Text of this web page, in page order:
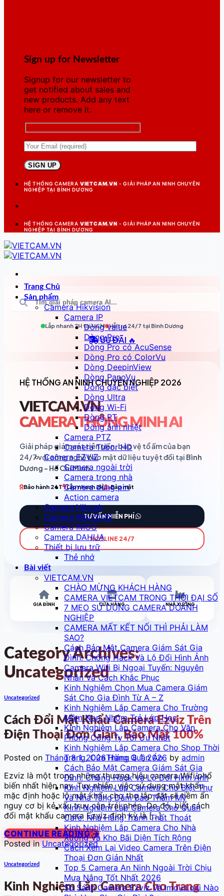
Sign up for Newsletter
Signup for our newsletter to
get notified about sales and
new products. Add any text
here or remove it.
HỆ THỐNG CAMERA VIETCAM.VN - GIẢI PHÁP AN NINH CHUYÊN
NGHIỆP TẠI BÌNH DƯƠNG
HỆ THỐNG CAMERA VIETCAM.VN - GIẢI PHÁP AN NINH CHUYÊN
NGHIỆP TẠI BÌNH DƯƠNG
Trang Chủ
Sản phẩm
Camera Hikvision
Camera IP
Dòng value
Dòng Pro
Dòng Pro có AcuSense
Dòng Pro có ColorVu
Dòng DeepinView
Dòng PanoVu
Dòng đặc biệt
Dòng Ultra
Dòng Wi-Fi
Dòng PT
Dòng ảnh nhiệt
Camera PTZ
Camera Tubor HD
Camera EZVIZ
Camera ngoài trời
Camera trong nhà
Camera dùng pin
Action camera
Camera HiLook
Camera KBVISION
Camera IMOU
Camera DAHUA
Thiết bị lưu trữ
Thẻ nhớ
Bài viết
VIETCAM.VN
CHÀO MỪNG KHÁCH HÀNG
CAMERA VIETCAM TRONG THỜI ĐẠI SỐ
7 MẸO SỬ DỤNG CAMERA DOANH
NGHIỆP
CAMERA MẤT KẾT NỐI THÌ PHẢI LÀM
SAO?
Cách Bảo Mật Camera Giám Sát Gia
Đình: Chống Hack Và Lộ Đổi Hình Ảnh
Camera Wifi Bị Ngoại Tuyến: Nguyên
Nhân Và Cách Khắc Phục
Kinh Nghiệm Chọn Mua Camera Giám
Sát Cho Gia Đình Từ A – Z
Kinh Nghiệm Lắp Camera Cho Trường
Mầm Non, Nhóm Trẻ Lớp Học
Kinh Nghiệm Lắp Camera Cho Văn
Phòng Công Ty Tối Ưu Nhất
Kinh Nghiệm Lắp Camera Cho Shop Thời
Trang, Cửa Hàng Quần Áo
Cách Bảo Mật Camera Giám Sát Gia
Đình: Chống Hack Và Lộ Đổi Hình Ảnh
Kinh Nghiệm Lắp Camera Cho Biệt Thự
Và Nhà Tầng Đảm Bảo Thẩm Mỹ
Kinh Nghiệm Lắp Camera Cho Quán
Cafe, Nhà Hàng Tránh Thất Thoát
Kinh Nghiệm Lắp Camera Cho Nhà
Xưởng Và Kho Bãi Diện Tích Rộng
Cách Xem Lại Video Camera Trên Điện
Thoại Đơn Giản Nhất
Top 5 Camera An Ninh Ngoài Trời Chịu
Mưa Nắng Tốt Nhất 2026
So Sánh Camera Ezviz Và Imou:Loại Nào
Lắp nhanh 2H tạiHCM Hỗ trợ 24/7 tại Bình Dương
ƯU ĐÃI 🔥
HỆ THỐNG AN NINH CHUYÊN NGHIỆP 2026
VIETCAM.VN
CAMERA THÔNG MINH AI
Giải pháp giám sát tiên tiến, bảo vệ tổ ấm của bạn
24/7 với công nghệ bảo mật dữ liệu tuyệt đối tại Bình
Dương - Hồ Chí Minh.
Bảo hành 24T Lắp nhanh 2H Bảo mật
TƯ VẤN MIỄN PHÍ
HOTLINE 24/7
GIA ĐÌNH CỬA HÀNG NHÀ XƯỞNG
Category Archives:
Uncategorized
Uncategorized
Cách Đổi Mật Khẩu Camera Ezviz Trên
Điện Thoại Đơn Giản, Bảo Mật 100%
Posted on Tháng 8 1, 2026Tháng 8 1, 2026 by admin
Ezviz là một trong những thương hiệu camera Wifi phổ
biến nhất hiện nay. Tuy nhiên, việc sử dụng mật khẩu
mặc định hoặc lộ mật khẩu cho thợ lắp đặt sẽ tiềm ẩn
nguy cơ bị kẻ xấu truy cập trái phép. Do đó, biết cách
đổi mật khẩu camera Ezviz định kỳ là […]
CONTINUE READING→
Posted inUncategorized
Uncategorized
Kinh Nghiệm Lắp Camera Cho Trang